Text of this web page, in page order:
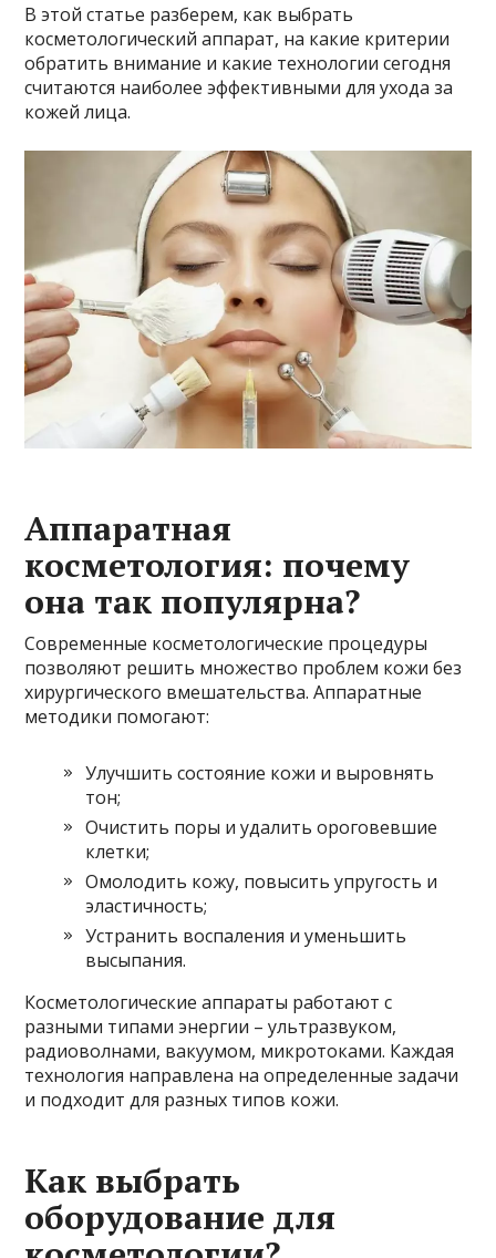
В этой статье разберем, как выбрать
косметологический аппарат, на какие критерии
обратить внимание и какие технологии сегодня
считаются наиболее эффективными для ухода за
кожей лица.
Аппаратная
косметология: почему
она так популярна?
Современные косметологические процедуры
позволяют решить множество проблем кожи без
хирургического вмешательства. Аппаратные
методики помогают:
Улучшить состояние кожи и выровнять
тон;
Очистить поры и удалить ороговевшие
клетки;
Омолодить кожу, повысить упругость и
эластичность;
Устранить воспаления и уменьшить
высыпания.
Косметологические аппараты работают с
разными типами энергии – ультразвуком,
радиоволнами, вакуумом, микротоками. Каждая
технология направлена на определенные задачи
и подходит для разных типов кожи.
Как выбрать
оборудование для